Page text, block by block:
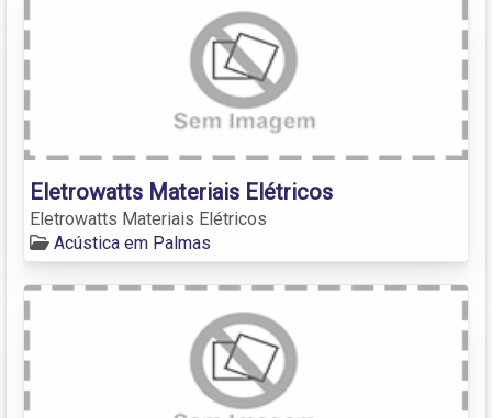
Eletrowatts Materiais Elétricos
Eletrowatts Materiais Elétricos
Acústica em Palmas